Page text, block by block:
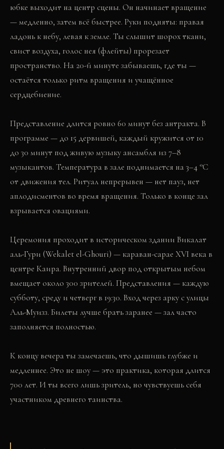
юбке выходит на центр сцены. Он начинает вращение
— медленно, затем всё быстрее. Руки подняты: правая
ладонь к небу, левая к земле. Ты слышит шорох ткани,
свист воздуха, голос нея (флейты) прорезает
пространство. На 20-й минуте забываешь, где ты —
остаётся только ритм вращения и учащённое
сердцебиение.
Представление длится ровно 60 минут без антракта. В
программе — до 15 дервишей, каждый кружится от 10
до 30 минут под живую музыку ансамбля из 7–8
музыкантов. Температура в зале поднимается на 3–4 °C
от движения тел. Ритуал непрерывен — нет пауз, нет
аплодисментов во время вращения. Только в конце зал
взрывается овациями.
Церемония проходит в историческом здании Викалат
аль-Гури (Wekalet el-Ghouri) — караван-сарае XVI века в
центре Каира. Внутренний двор под открытым небом
вмещает около 300 зрителей. Представления — каждую
субботу, среду и четверг в 19:30. Вход через арку с улицы
Аль-Муизз. Билеты лучше брать заранее — зал часто
заполняется полностью.
К концу вечера ты замечаешь, что дышишь глубже и
медленнее. Это не шоу — это практика, которая длится
700 лет. И ты всего лишь зритель, но чувствуешь себя
участником древнего таинства.